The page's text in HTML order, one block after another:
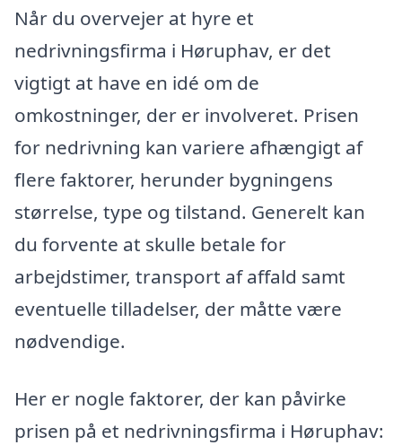
Når du overvejer at hyre et
nedrivningsfirma i Høruphav, er det
vigtigt at have en idé om de
omkostninger, der er involveret. Prisen
for nedrivning kan variere afhængigt af
flere faktorer, herunder bygningens
størrelse, type og tilstand. Generelt kan
du forvente at skulle betale for
arbejdstimer, transport af affald samt
eventuelle tilladelser, der måtte være
nødvendige.
Her er nogle faktorer, der kan påvirke
prisen på et nedrivningsfirma i Høruphav: